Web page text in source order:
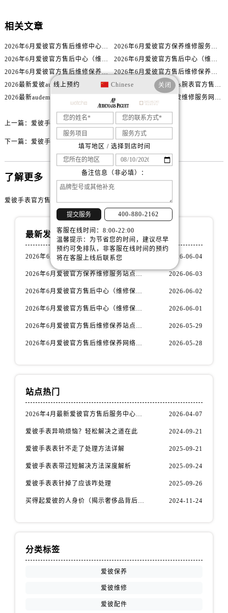
河北省保定市竞秀区朝阳北大街北国先天下爱彼售后服务中心（需提前预约）
内蒙古自治区阿拉善盟市左旗土尔扈特大街爱彼售后服务中心（需提前预约）
内蒙古自治区巴彦淖尔市临河区新华街爱彼售后服务中心（需提前预约）
内蒙古自治区包头市青山区幸福路甲3号王府井百货名表维修爱彼售后服务中心（需提前预约）
内蒙古自治区乌海市海勃湾区人民南路爱彼售后服务中心（需提前预约）
山西省大同市平城区迎宾街爱彼售后服务中心（需提前预约）
天津市和平区赤峰道136号天津国际金融中心26层2603室爱彼售后服务中心（需提前预约）
安徽省马鞍山市雨山区湖南西路爱彼售后服务中心（需提前预约）
相关文章
2026年6月爱彼官方售后维修中心及保养中心迁址新增全记录文本内容
2026年6月爱彼官方保养维修服务站点迁移及新设总览文件详细说明公示
2026年6月爱彼官方售后中心（维修保养）网点迁移及新设补充最终版发布完毕
2026年6月爱彼官方售后中心（维修保养）网点最终迁移及新设确认
2026年6月爱彼官方售后维修保养站点清单补充最终版（搬迁+新开）
2026年6月爱彼官方售后维修保养网络迁址及新设点速报
2026最新爱彼audemars售后服务点地址调研报告
2026最新爱彼audemars腕表官方售后维修点地址考察报告
2026最新audemars爱彼维修服务网点地址考察报告
上一篇： 爱彼手表表针不走了解决方法深度解析
下一篇： 爱彼手表停走解决技巧是什么
了解更多
爱彼手表官方售后维修服务点
最新发布
2026-06-04
2026年6月爱彼官方保养维修服务站点迁移及新设总览文件详细说明公示 2026-06-03
2026年6月爱彼官方售后中心（维修保养）网点迁移及新设补充最终版发布完毕 2026-06-02
2026年6月爱彼官方售后中心（维修保养）网点最终迁移及新设确认 2026-06-01
2026年6月爱彼官方售后维修保养站点清单补充最终版（搬迁+新开） 2026-05-29
2026年6月爱彼官方售后维修保养网络迁址及新设点速报 2026-05-28
站点热门
2026年4月最新爱彼官方售后服务中心网点考察报告（新址） 2026-04-07
爱彼手表异响烦恼？轻松解决之道在此 2024-09-21
爱彼手表表针不走了处理方法详解 2025-09-21
爱彼手表表带过短解决方法深度解析 2025-09-24
爱彼手表表针掉了应该咋处理 2025-09-26
买得起爱彼的人身价（揭示奢侈品背后的价值观与消费观） 2024-11-24
分类标签
爱彼保养
爱彼维修
爱彼配件
线上预约 Chinese 关闭
填写地区 / 选择到店时间
备注信息（非必填）：
提交服务 400-880-2162
客服在线时间：8:00-22:00
温馨提示：为节省您的时间，建议尽早
预约可免排队，非客服在线时间的预约
将在客服上线后联系您